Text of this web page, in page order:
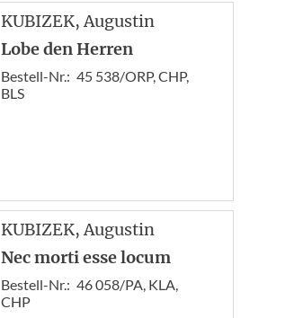
KUBIZEK, Augustin
Lobe den Herren
Bestell-Nr.: 45 538/ORP, CHP,
BLS
KUBIZEK, Augustin
Nec morti esse locum
Bestell-Nr.: 46 058/PA, KLA,
CHP